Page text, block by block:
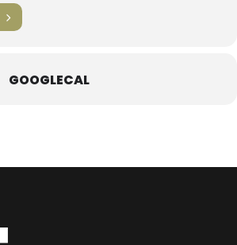
GOOGLECAL